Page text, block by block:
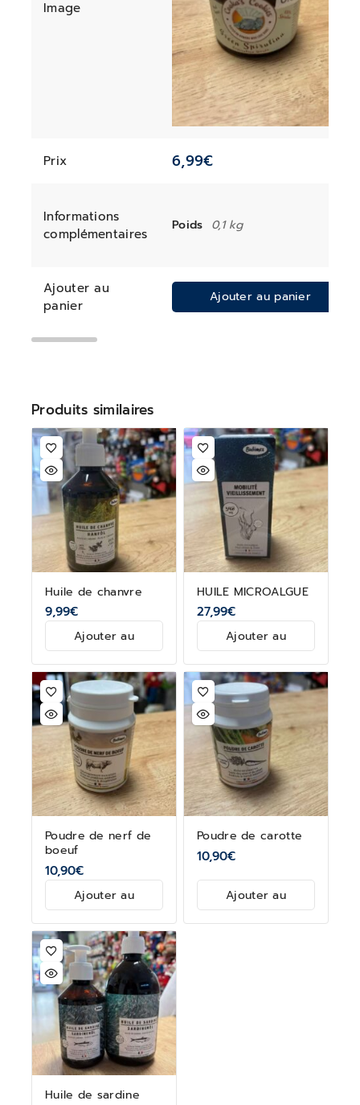
Image
Prix 6,99€
Informations
complémentaires
Poids 0,1 kg
Ajouter au
panier
Ajouter au panier
Produits similaires
Huile de chanvre
9,99€
Ajouter au
HUILE MICROALGUE
27,99€
Ajouter au
Poudre de nerf de
boeuf
10,90€
Ajouter au
Poudre de carotte
10,90€
Ajouter au
Huile de sardine